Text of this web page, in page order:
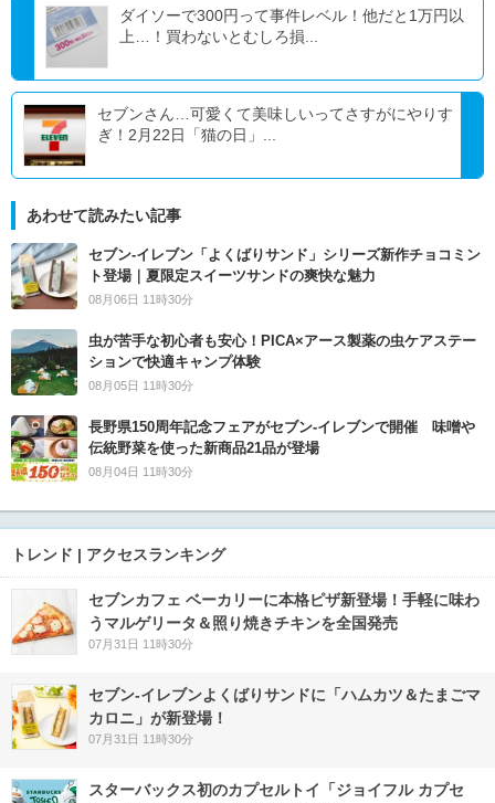
ダイソーで300円って事件レベル！他だと1万円以
上…！買わないとむしろ損...
セブンさん…可愛くて美味しいってさすがにやりす
ぎ！2月22日「猫の日」...
あわせて読みたい記事
セブン‐イレブン「よくばりサンド」シリーズ新作チョコミン
ト登場｜夏限定スイーツサンドの爽快な魅力
08月06日 11時30分
虫が苦手な初心者も安心！PICA×アース製薬の虫ケアステー
ションで快適キャンプ体験
08月05日 11時30分
長野県150周年記念フェアがセブン-イレブンで開催 味噌や
伝統野菜を使った新商品21品が登場
08月04日 11時30分
トレンド | アクセスランキング
セブンカフェ ベーカリーに本格ピザ新登場！手軽に味わ
うマルゲリータ＆照り焼きチキンを全国発売
07月31日 11時30分
セブン‐イレブンよくばりサンドに「ハムカツ＆たまごマ
カロニ」が新登場！
07月31日 11時30分
スターバックス初のカプセルトイ「ジョイフル カプセ